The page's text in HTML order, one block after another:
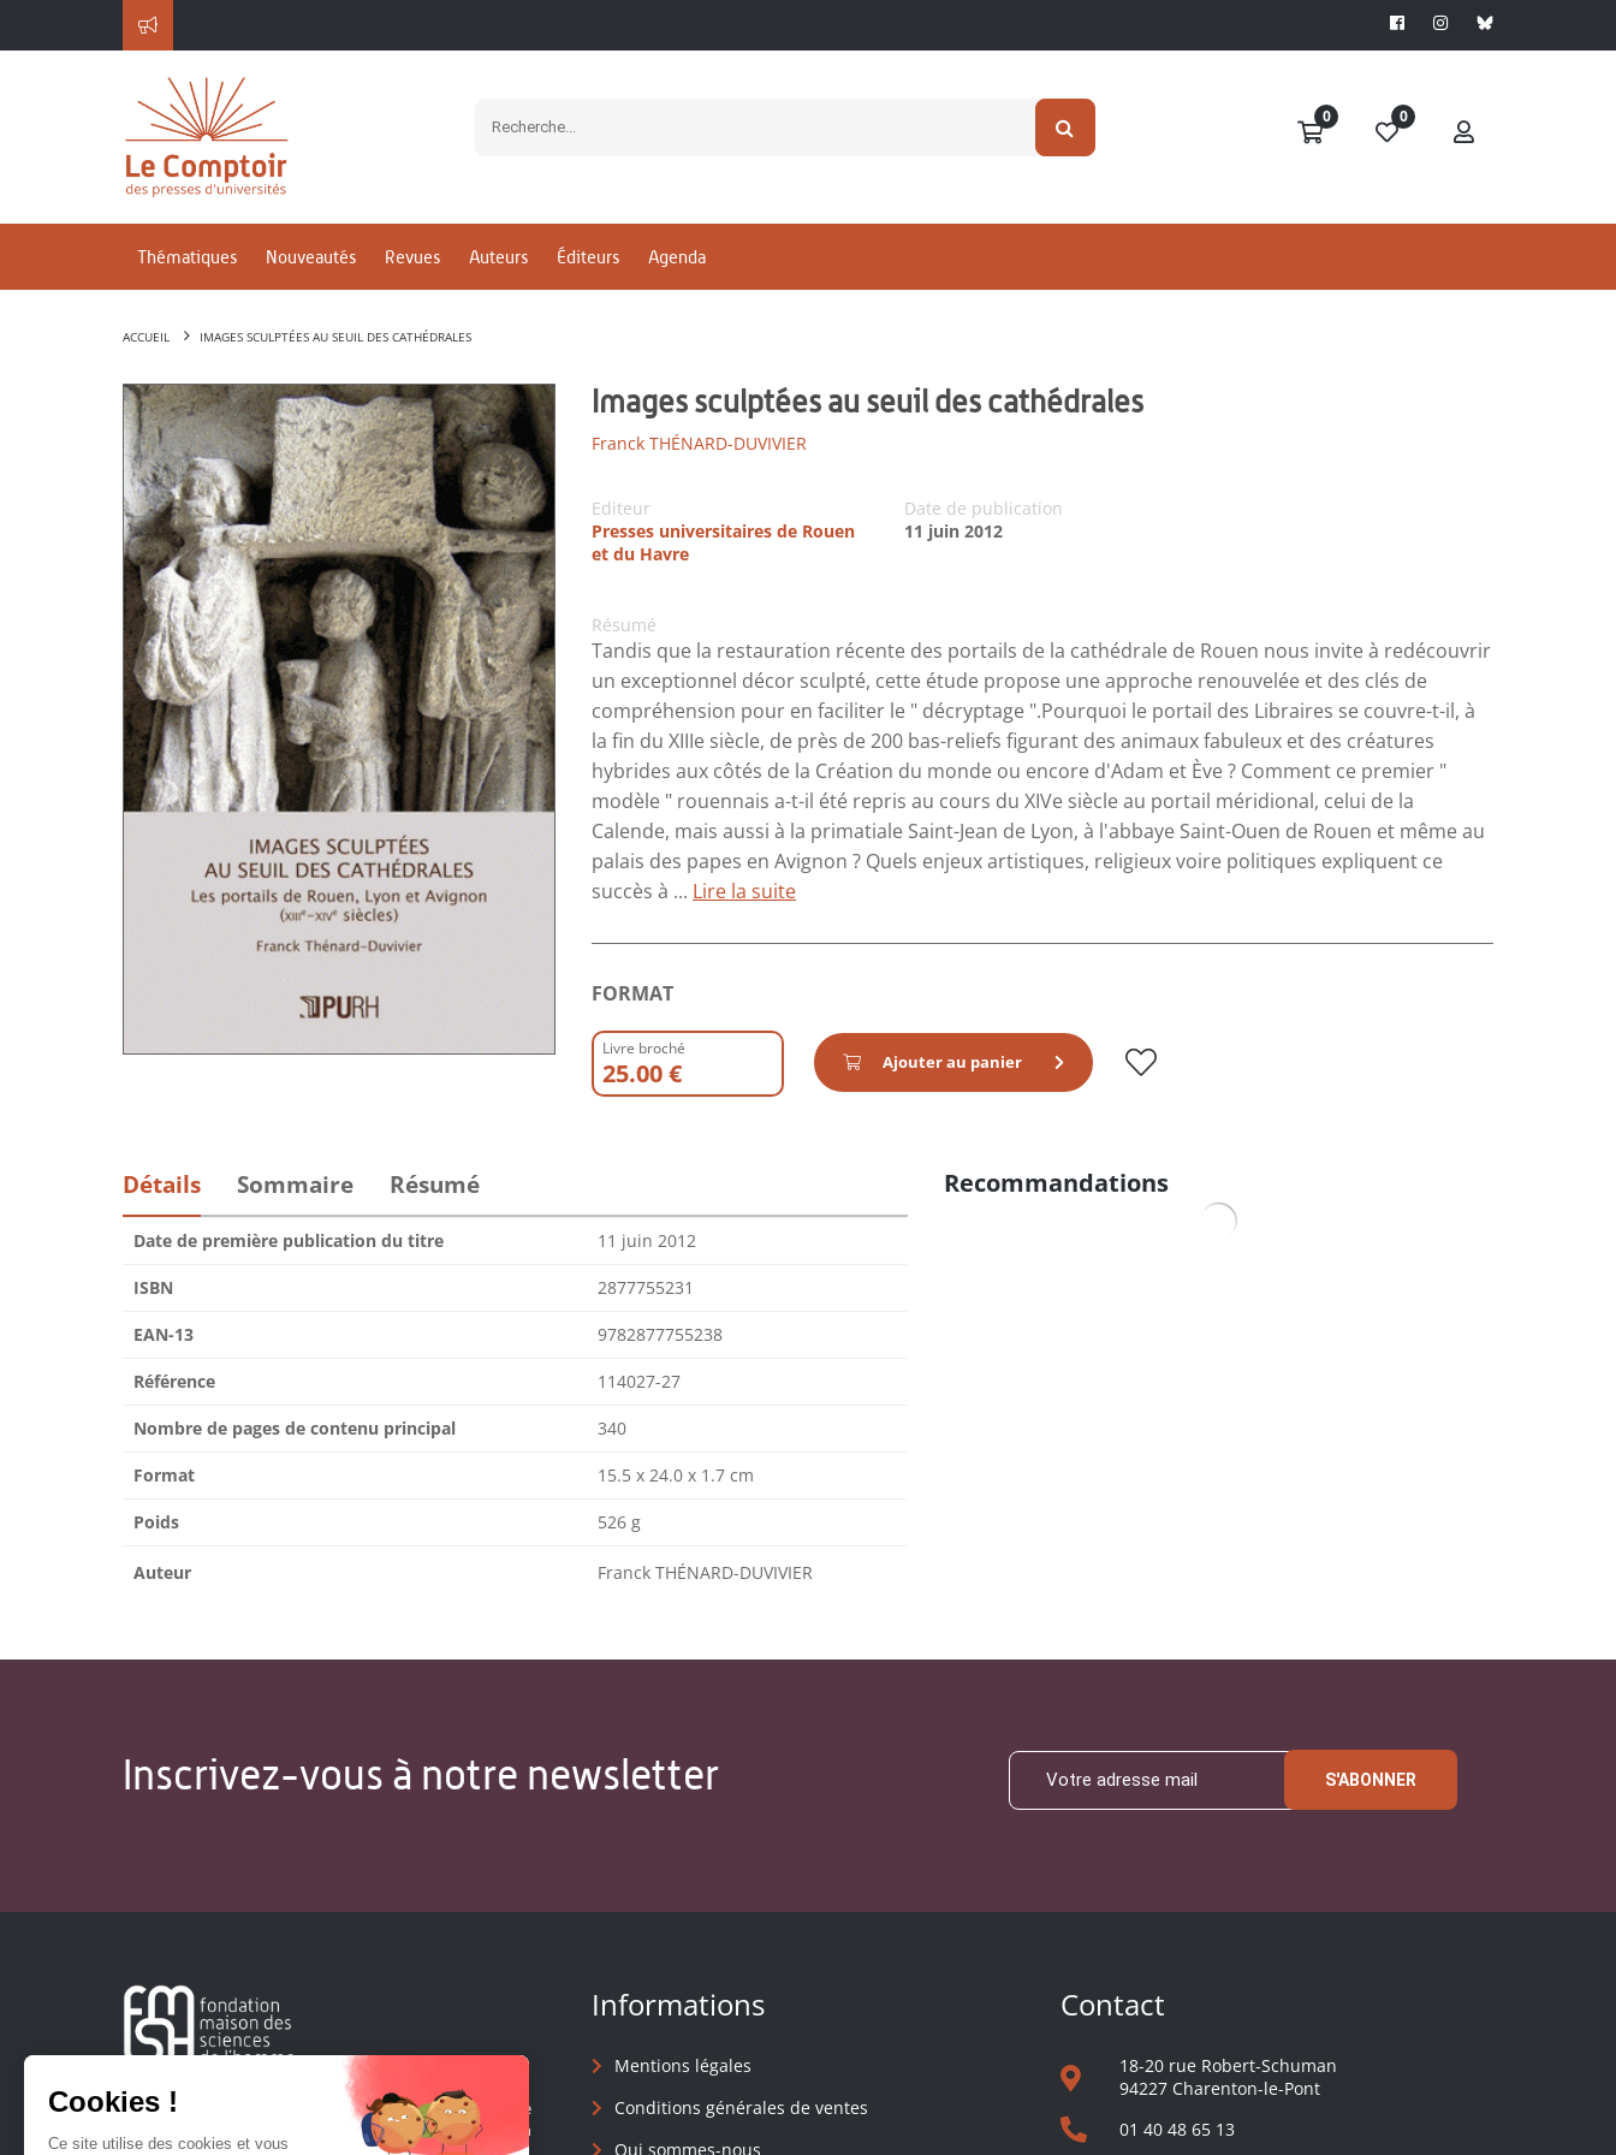
0 0
Thématiques Nouveautés Revues Auteurs Éditeurs Agenda
ACCUEIL IMAGES SCULPTÉES AU SEUIL DES CATHÉDRALES
Images sculptées au seuil des cathédrales
Franck THÉNARD-DUVIVIER
Editeur
Presses universitaires de Rouen
et du Havre
Date de publication
11 juin 2012
Résumé
Tandis que la restauration récente des portails de la cathédrale de Rouen nous invite à redécouvrir
un exceptionnel décor sculpté, cette étude propose une approche renouvelée et des clés de
compréhension pour en faciliter le " décryptage ".Pourquoi le portail des Libraires se couvre-t-il, à
la fin du XIIIe siècle, de près de 200 bas-reliefs figurant des animaux fabuleux et des créatures
hybrides aux côtés de la Création du monde ou encore d'Adam et Ève ? Comment ce premier "
modèle " rouennais a-t-il été repris au cours du XIVe siècle au portail méridional, celui de la
Calende, mais aussi à la primatiale Saint-Jean de Lyon, à l'abbaye Saint-Ouen de Rouen et même au
palais des papes en Avignon ? Quels enjeux artistiques, religieux voire politiques expliquent ce
succès à ... Lire la suite
FORMAT
Livre broché
25.00 € Ajouter au panier
Détails Sommaire Résumé
Date de première publication du titre 11 juin 2012
ISBN 2877755231
EAN-13 9782877755238
Référence 114027-27
Nombre de pages de contenu principal 340
Format 15.5 x 24.0 x 1.7 cm
Poids 526 g
Auteur Franck THÉNARD-DUVIVIER
Recommandations
Inscrivez-vous à notre newsletter S'ABONNER
Créée en 1963, la Fondation Maison Sciences de l'Homme
soutient la recherche et la diffusion des connaissances en
Informations
Mentions légales
Conditions générales de ventes
Qui sommes-nous
Contact
18-20 rue Robert-Schuman
94227 Charenton-le-Pont
01 40 48 65 13